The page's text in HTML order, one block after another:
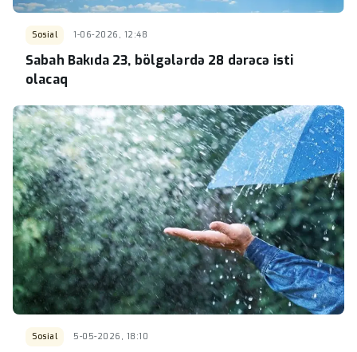
Sosial 1-06-2026, 12:48
Sabah Bakıda 23, bölgələrdə 28 dərəcə isti
olacaq
Sosial 5-05-2026, 18:10